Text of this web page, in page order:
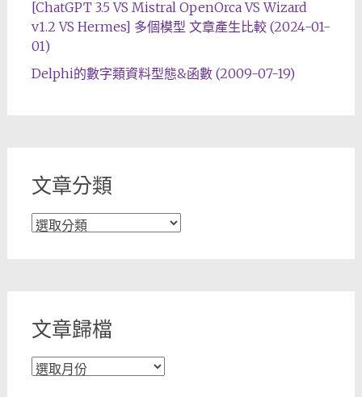
[ChatGPT 3.5 VS Mistral OpenOrca VS Wizard
v1.2 VS Hermes] 多個模型 文章產生比較 (2024-01-
01)
Delphi的數字類資料型態&函數 (2009-07-19)
文章分類
文
文章歸檔
文